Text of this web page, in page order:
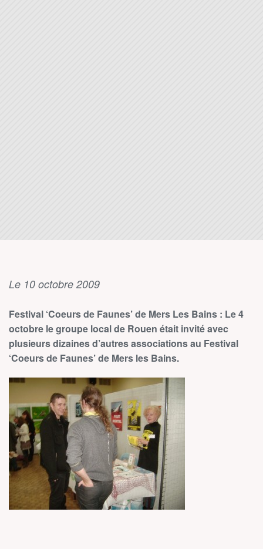
Le 10 octobre 2009
Festival ‘Coeurs de Faunes’ de Mers Les Bains : Le 4
octobre le groupe local de Rouen était invité avec
plusieurs dizaines d’autres associations au Festival
‘Coeurs de Faunes’ de Mers les Bains.